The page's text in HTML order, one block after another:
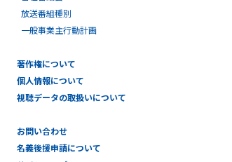
放送番組種別
一般事業主行動計画
著作権について
個人情報について
視聴データの取扱いについて
お問い合わせ
名義後援申請について